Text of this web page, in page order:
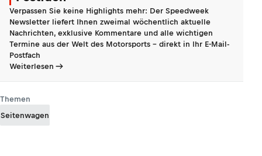
Verpassen Sie keine Highlights mehr: Der Speedweek
Newsletter liefert Ihnen zweimal wöchentlich aktuelle
Nachrichten, exklusive Kommentare und alle wichtigen
Termine aus der Welt des Motorsports - direkt in Ihr E-Mail-
Postfach
Weiterlesen
Themen
Seitenwagen